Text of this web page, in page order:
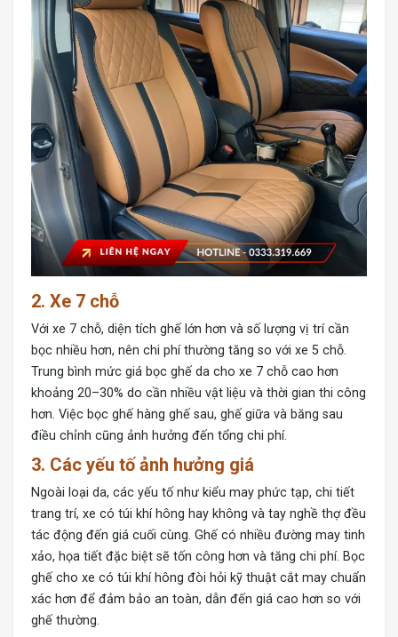
2. Xe 7 chỗ
Với xe 7 chỗ, diện tích ghế lớn hơn và số lượng vị trí cần
bọc nhiều hơn, nên chi phí thường tăng so với xe 5 chỗ.
Trung bình mức giá bọc ghế da cho xe 7 chỗ cao hơn
khoảng 20–30% do cần nhiều vật liệu và thời gian thi công
hơn. Việc bọc ghế hàng ghế sau, ghế giữa và băng sau
điều chỉnh cũng ảnh hưởng đến tổng chi phí.
3. Các yếu tố ảnh hưởng giá
Ngoài loại da, các yếu tố như kiểu may phức tạp, chi tiết
trang trí, xe có túi khí hông hay không và tay nghề thợ đều
tác động đến giá cuối cùng. Ghế có nhiều đường may tinh
xảo, họa tiết đặc biệt sẽ tốn công hơn và tăng chi phí. Bọc
ghế cho xe có túi khí hông đòi hỏi kỹ thuật cắt may chuẩn
xác hơn để đảm bảo an toàn, dẫn đến giá cao hơn so với
ghế thường.